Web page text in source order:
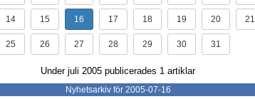
14 15 16 17 18 19 20 21
25 26 27 28 29 30 31
Under juli 2005 publicerades 1 artiklar
Nyhetsarkiv för 2005-07-16